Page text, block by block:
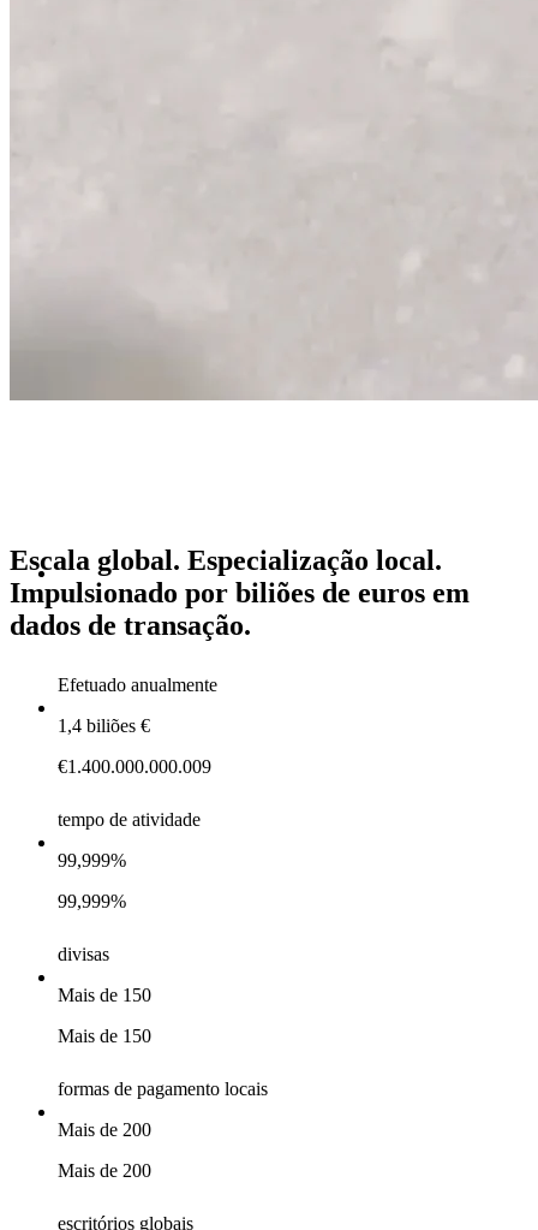
Escala global. Especialização local.
Impulsionado por biliões de euros em
dados de transação.
Efetuado anualmente
1,4 biliões €
€1.400.000.000.009
tempo de atividade
99,999%
99,999%
divisas
Mais de 150
Mais de 150
formas de pagamento locais
Mais de 200
Mais de 200
escritórios globais